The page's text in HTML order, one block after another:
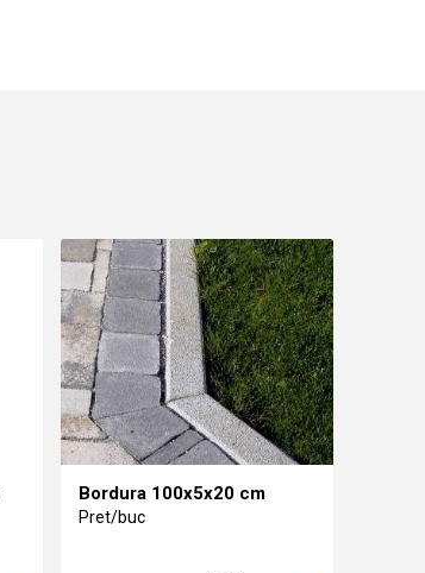
Bordura 100x5x20 cm
Pret/buc